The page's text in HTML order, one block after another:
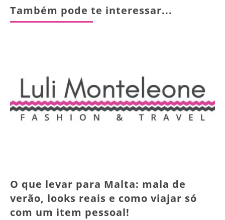
Também pode te interessar...
O que levar para Malta: mala de
verão, looks reais e como viajar só
com um item pessoal!